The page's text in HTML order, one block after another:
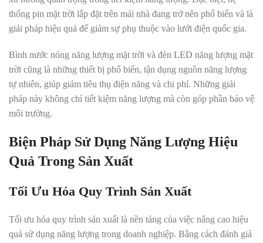
thống pin mặt trời lắp đặt trên mái nhà đang trở nên phổ biến và là
giải pháp hiệu quả để giảm sự phụ thuộc vào lưới điện quốc gia.
Bình nước nóng năng lượng mặt trời và đèn LED năng lượng mặt
trời cũng là những thiết bị phổ biến, tận dụng nguồn năng lượng
tự nhiên, giúp giảm tiêu thụ điện năng và chi phí. Những giải
pháp này không chỉ tiết kiệm năng lượng mà còn góp phần bảo vệ
môi trường.
Biện Pháp Sử Dụng Năng Lượng Hiệu
Quả Trong Sản Xuất
Tối Ưu Hóa Quy Trình Sản Xuất
Tối ưu hóa quy trình sản xuất là nền tảng của việc nâng cao hiệu
quả sử dụng năng lượng trong doanh nghiệp. Bằng cách đánh giá